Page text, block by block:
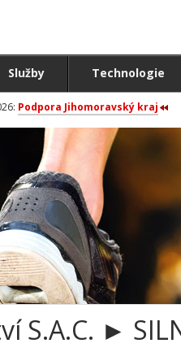
Služby Technologie
Podpora Jihomoravský kraj
S.A.C. ►